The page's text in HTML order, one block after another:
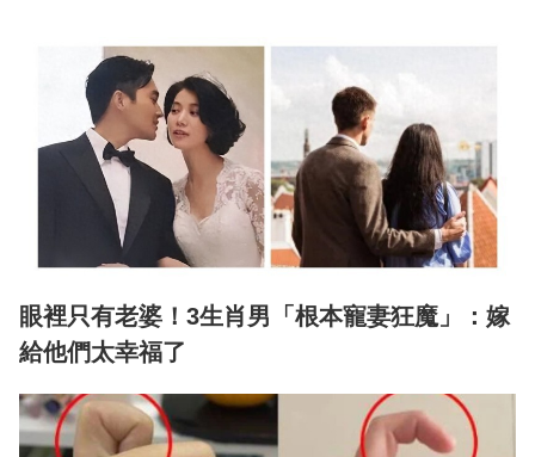
眼裡只有老婆！3生肖男「根本寵妻狂魔」：嫁
給他們太幸福了